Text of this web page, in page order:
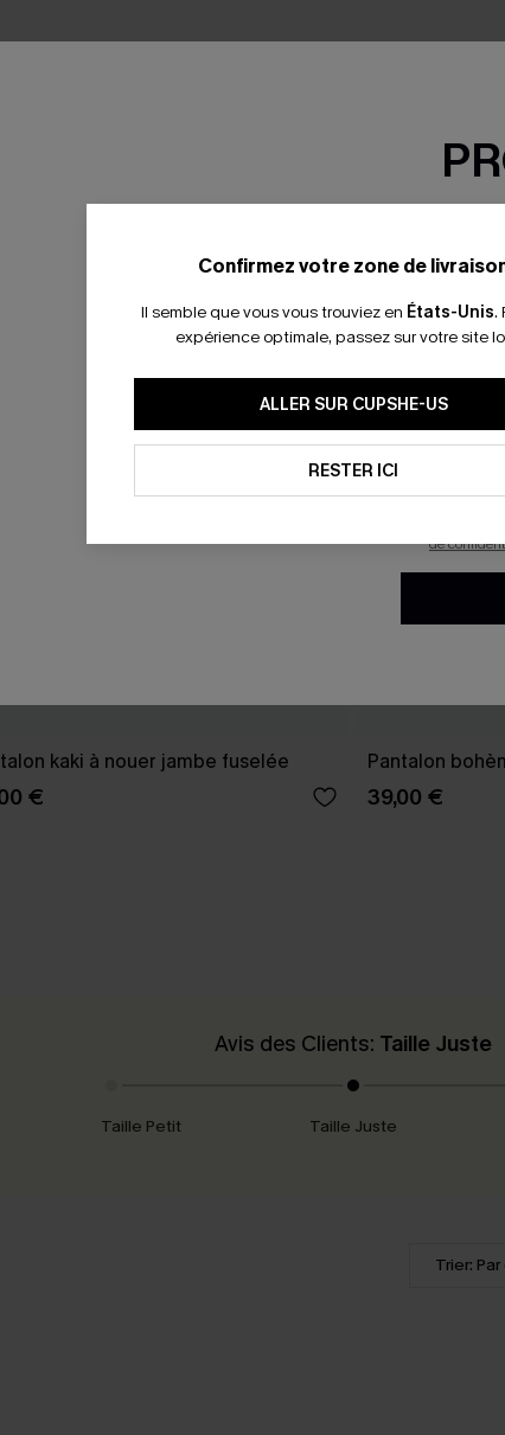
kaki à nouer jambe fuselée
€
Pantalon
39,00 €
Avis des Clients: Taille Juste
Taille Petit Taille Juste
Trier:
Confirmez votre zone de
Il semble que vous vous trouviez en États-Unis.
expérience optimale, passez sur votre site
ALLER SUR CUPSHE-US
RESTER ICI
*Un
En
mails
pouvons
savoir si
produits
de